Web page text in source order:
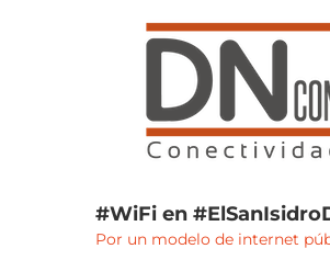
#WiFi en
Por un modelo de internet